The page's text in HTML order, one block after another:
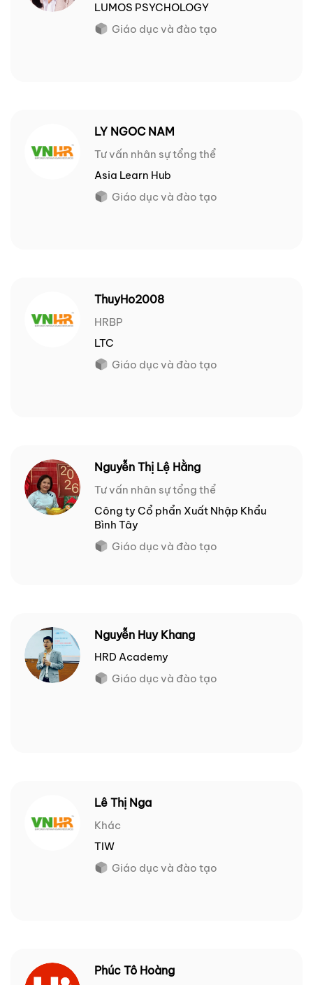
LUMOS PSYCHOLOGY
Giáo dục và đào tạo
LY NGOC NAM
Tư vấn nhân sự tổng thể
Asia Learn Hub
Giáo dục và đào tạo
ThuyHo2008
HRBP
LTC
Giáo dục và đào tạo
Nguyễn Thị Lệ Hằng
Tư vấn nhân sự tổng thể
Công ty Cổ phẩn Xuất Nhập Khẩu
Bình Tây
Giáo dục và đào tạo
Nguyễn Huy Khang
HRD Academy
Giáo dục và đào tạo
Lê Thị Nga
Khác
TIW
Giáo dục và đào tạo
Phúc Tô Hoàng